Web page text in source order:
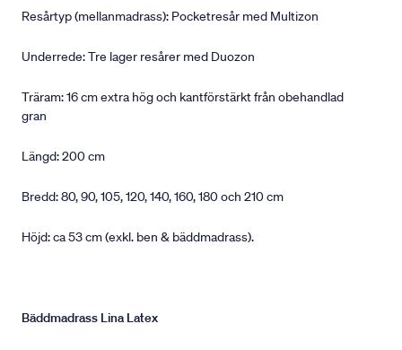
Resårtyp (mellanmadrass): Pocketresår med Multizon
Underrede: Tre lager resårer med Duozon
Träram: 16 cm extra hög och kantförstärkt från obehandlad
gran
Längd: 200 cm
Bredd: 80, 90, 105, 120, 140, 160, 180 och 210 cm
Höjd: ca 53 cm (exkl. ben & bäddmadrass).
Bäddmadrass Lina Latex